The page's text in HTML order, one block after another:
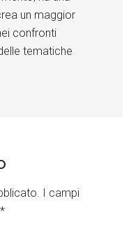
un maggior
confronti
tematiche
I campi
*